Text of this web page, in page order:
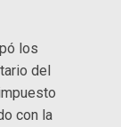
los
del
con la